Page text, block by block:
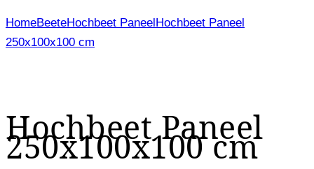
HomeBeeteHochbeet PaneelHochbeet Paneel
250x100x100 cm
Hochbeet Paneel
250x100x100 cm